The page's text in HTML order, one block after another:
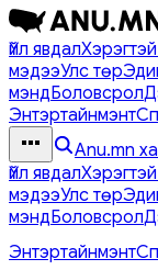
Үйл явдал
мэдээУлс төр
мэндБоловсрол
Энтэртайнмэнт
Anu.mn
Үйл явдал
мэдээУлс төр
мэндБоловсрол
Энтэртайнмэнт